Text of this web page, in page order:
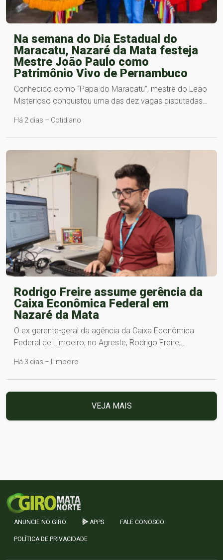
Na semana do Dia Estadual do
Maracatu, Nazaré da Mata festeja
Mestre João Paulo como
Patrimônio Vivo de Pernambuco
Conhecido como “Papa do Maracatu”, mestre do Leão
Misterioso conquistou uma das dez vagas disputadas…
Há 2 dias – Cotidiano
Rodrigo Freire assume gerência da
Caixa Econômica Federal em
Nazaré da Mata
O ex gerente-geral da agência da Caixa Econômica
Federal de Limoeiro, no Agreste, Rodrigo Freire,…
Há 3 dias – Limoeiro
VEJA MAIS
ANUNCIE NO GIRO APPS FALE CONOSCO
POLÍTICA DE PRIVACIDADE